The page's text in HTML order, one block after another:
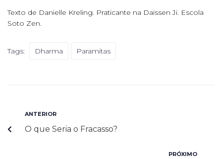
Texto de Danielle Kreling. Praticante na Daissen Ji. Escola
Soto Zen.
Tags: Dharma Paramitas
ANTERIOR
O que Seria o Fracasso?
PRÓXIMO